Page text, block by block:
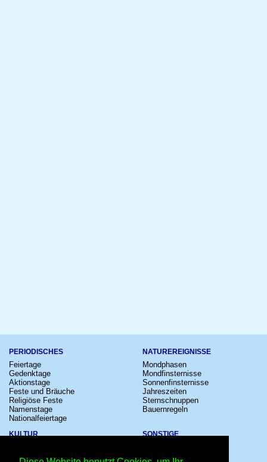
PERIODISCHES
Feiertage
Gedenktage
Aktionstage
Feste und Bräuche
Religiöse Feste
Namenstage
Nationalfeiertage
NATUREREIGNISSE
Mondphasen
Mondfinsternisse
Sonnenfinsternisse
Jahreszeiten
Sternschnuppen
Bauernregeln
KULTUR
Kinostarts
SONSTIGE
Sternzeichen